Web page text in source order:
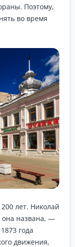
Поэтому,
во время
лет. Николай
она названа, —
года
движения,